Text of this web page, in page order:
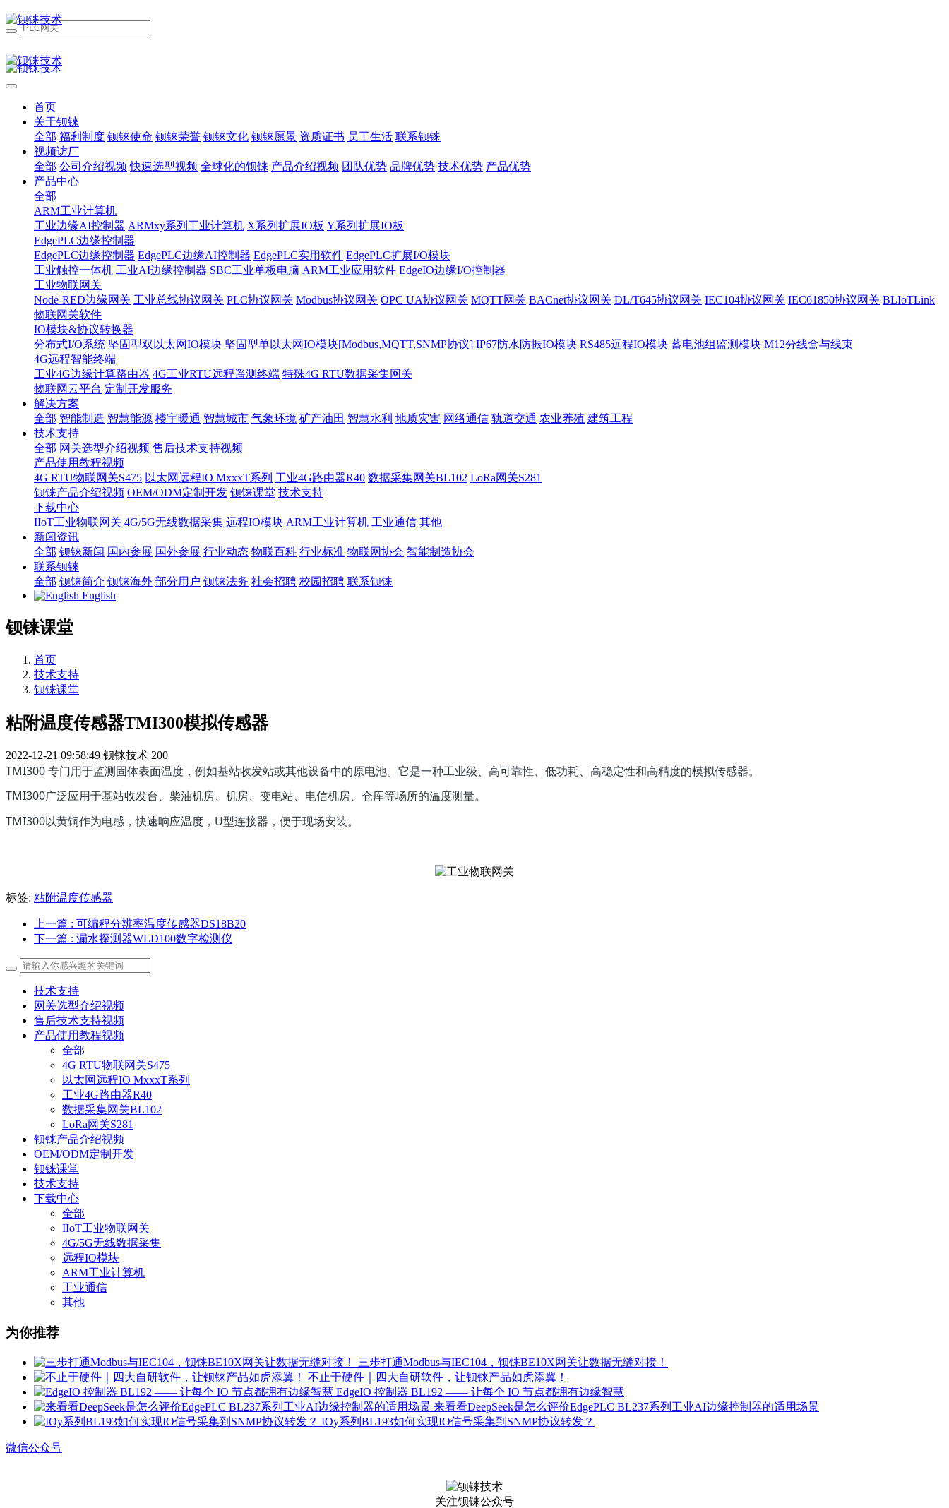
首页
关于钡铼
全部 福利制度 钡铼使命 钡铼荣誉 钡铼文化 钡铼愿景 资质证书 员工生活 联系钡铼
视频访厂
全部 公司介绍视频 快速选型视频 全球化的钡铼 产品介绍视频 团队优势 品牌优势 技术优势 产品优势
产品中心
全部
ARM工业计算机
工业边缘AI控制器 ARMxy系列工业计算机 X系列扩展IO板 Y系列扩展IO板
EdgePLC边缘控制器
EdgePLC边缘控制器 EdgePLC边缘AI控制器 EdgePLC实用软件 EdgePLC扩展I/O模块
工业触控一体机 工业AI边缘控制器 SBC工业单板电脑 ARM工业应用软件 EdgeIO边缘I/O控制器
工业物联网关
Node-RED边缘网关 工业总线协议网关 PLC协议网关 Modbus协议网关 OPC UA协议网关 MQTT网关 BACnet协议网关 DL/T645协议网关 IEC104协议网关 IEC61850协议网关 BLIoTLink
物联网关软件
IO模块&协议转换器
分布式I/O系统 坚固型双以太网IO模块 坚固型单以太网IO模块[Modbus,MQTT,SNMP协议] IP67防水防振IO模块 RS485远程IO模块 蓄电池组监测模块 M12分线盒与线束
4G远程智能终端
工业4G边缘计算路由器 4G工业RTU远程遥测终端 特殊4G RTU数据采集网关
物联网云平台 定制开发服务
解决方案
全部 智能制造 智慧能源 楼宇暖通 智慧城市 气象环境 矿产油田 智慧水利 地质灾害 网络通信 轨道交通 农业养殖 建筑工程
技术支持
全部 网关选型介绍视频 售后技术支持视频
产品使用教程视频
4G RTU物联网关S475 以太网远程IO MxxxT系列 工业4G路由器R40 数据采集网关BL102 LoRa网关S281
钡铼产品介绍视频 OEM/ODM定制开发 钡铼课堂 技术支持
下载中心
IIoT工业物联网关 4G/5G无线数据采集 远程IO模块 ARM工业计算机 工业通信 其他
新闻资讯
全部 钡铼新闻 国内参展 国外参展 行业动态 物联百科 行业标准 物联网协会 智能制造协会
联系钡铼
全部 钡铼简介 钡铼海外 部分用户 钡铼法务 社会招聘 校园招聘 联系钡铼
English
钡铼课堂
首页
技术支持
钡铼课堂
粘附温度传感器TMI300模拟传感器
2022-12-21 09:58:49 钡铼技术 200
TMI300 专门用于监测固体表面温度，例如基站收发站或其他设备中的原电池。它是一种工业级、高可靠性、低功耗、高稳定性和高精度的模拟传感器。
TMI300广泛应用于基站收发台、柴油机房、机房、变电站、电信机房、仓库等场所的温度测量。
TMI300以黄铜作为电感，快速响应温度，U型连接器，便于现场安装。
标签: 粘附温度传感器
上一篇 : 可编程分辨率温度传感器DS18B20
下一篇 : 漏水探测器WLD100数字检测仪
技术支持
网关选型介绍视频
售后技术支持视频
产品使用教程视频
全部
4G RTU物联网关S475
以太网远程IO MxxxT系列
工业4G路由器R40
数据采集网关BL102
LoRa网关S281
钡铼产品介绍视频
OEM/ODM定制开发
钡铼课堂
技术支持
下载中心
全部
IIoT工业物联网关
4G/5G无线数据采集
远程IO模块
ARM工业计算机
工业通信
其他
为你推荐
三步打通Modbus与IEC104，钡铼BE10X网关让数据无缝对接！
不止于硬件｜四大自研软件，让钡铼产品如虎添翼！
EdgeIO 控制器 BL192 —— 让每个 IO 节点都拥有边缘智慧
来看看DeepSeek是怎么评价EdgePLC BL237系列工业AI边缘控制器的适用场景
IOy系列BL193如何实现IO信号采集到SNMP协议转发？
微信公众号
关注钡铼公众号